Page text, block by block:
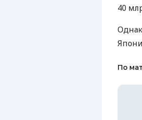
40
По